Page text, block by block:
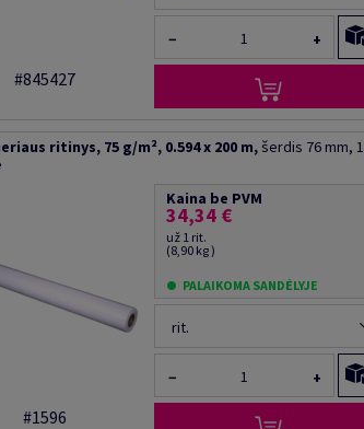
#845427
− +
ritinys, 75 g/m², 0.594 x 200 m,šerdis 76 mm, 1
#1596
Kaina be PVM
34,34 €
už 1 rit.
(8,90 kg )
PALAIKOMA SANDĖLYJE
rit.
− +